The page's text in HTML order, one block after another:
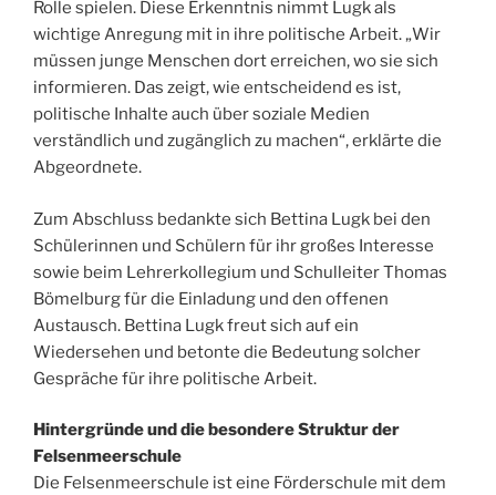
Rolle spielen. Diese Erkenntnis nimmt Lugk als
wichtige Anregung mit in ihre politische Arbeit. „Wir
müssen junge Menschen dort erreichen, wo sie sich
informieren. Das zeigt, wie entscheidend es ist,
politische Inhalte auch über soziale Medien
verständlich und zugänglich zu machen“, erklärte die
Abgeordnete.
Zum Abschluss bedankte sich Bettina Lugk bei den
Schülerinnen und Schülern für ihr großes Interesse
sowie beim Lehrerkollegium und Schulleiter Thomas
Bömelburg für die Einladung und den offenen
Austausch. Bettina Lugk freut sich auf ein
Wiedersehen und betonte die Bedeutung solcher
Gespräche für ihre politische Arbeit.
Hintergründe und die besondere Struktur der
Felsenmeerschule
Die Felsenmeerschule ist eine Förderschule mit dem